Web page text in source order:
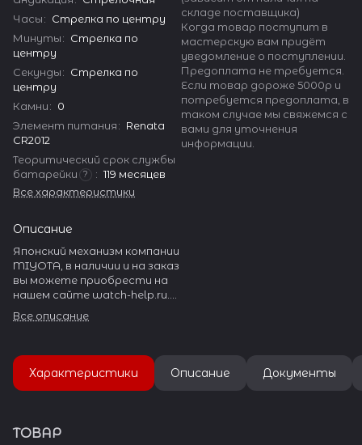
Часы: Стрелка по центру
Минуты: Стрелка по
центру
Секунды: Стрелка по
центру
Камни: 0
Элемент питания: Renata
CR2012
Теоритический срок службы
батарейки ? : 119 месяцев
Все характеристики
Описание
Японский механизм компании
MIYOTA, в наличии и на заказ
вы можете приобрести на
нашем сайте watch-help.ru.
огромное количество
механизмов.
Все описание
складе поставщика)
Когда товар поступит в
мастерскую вам придёт
уведомление о поступлении.
Предоплата не требуется.
Если товар дороже 5000р и
потребуется предоплата, в
таком случае мы свяжемся с
вами для уточнения
информации.
Характеристики Описание Документы
ТОВАР